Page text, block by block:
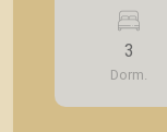
de serviço; - 01
como
agilidade e
imóveis
3
Dorm.